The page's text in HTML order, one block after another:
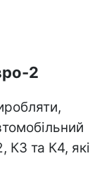
2
К3 та К4, які